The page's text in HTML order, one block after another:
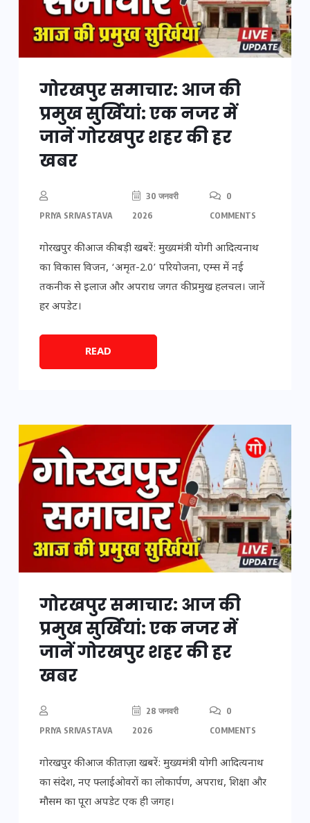
गोरखपुर समाचार: आज की
प्रमुख सुर्खियां: एक नजर में
जानें गोरखपुर शहर की हर
खबर
PRIYA SRIVASTAVA
30 जनवरी
2026
0
COMMENTS
गोरखपुर की आज की बड़ी खबरें: मुख्यमंत्री योगी आदित्यनाथ
का विकास विजन, ‘अमृत-2.0’ परियोजना, एम्स में नई
तकनीक से इलाज और अपराध जगत की प्रमुख हलचल। जानें
हर अपडेट।
READ
गोरखपुर समाचार: आज की
प्रमुख सुर्खियां: एक नजर में
जानें गोरखपुर शहर की हर
खबर
PRIYA SRIVASTAVA
28 जनवरी
2026
0
COMMENTS
गोरखपुर की आज की ताज़ा खबरें: मुख्यमंत्री योगी आदित्यनाथ
का संदेश, नए फ्लाईओवरों का लोकार्पण, अपराध, शिक्षा और
मौसम का पूरा अपडेट एक ही जगह।